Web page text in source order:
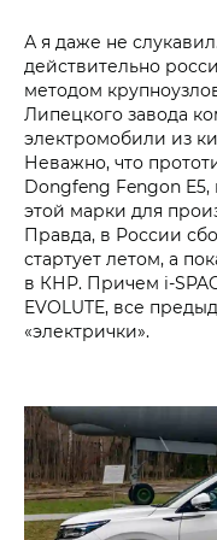
А я даже не
действительно
методом
Липецкого завода
электромобили из
Неважно, что
Dongfeng Fengon
этой марки для
Правда, в России
стартует летом, а
в КНР. Причем
EVOLUTE, все
«электрички».